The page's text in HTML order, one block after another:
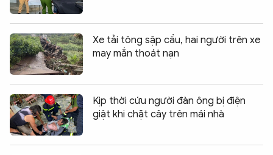
Xe tải tông sập cầu, hai người trên xe
may mắn thoát nạn
Kịp thời cứu người đàn ông bị điện
giật khi chặt cây trên mái nhà